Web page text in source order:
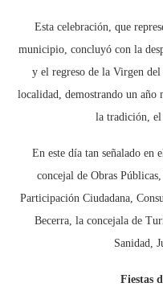
Esta celebración, que
municipio, concluyó con la
y el regreso de la Virgen del
localidad, demostrando un año
la tradición, el
En este día tan señalado en
concejal de Obras
Participación Ciudadana,
Becerra, la concejala de
Sanidad,
Fiestas